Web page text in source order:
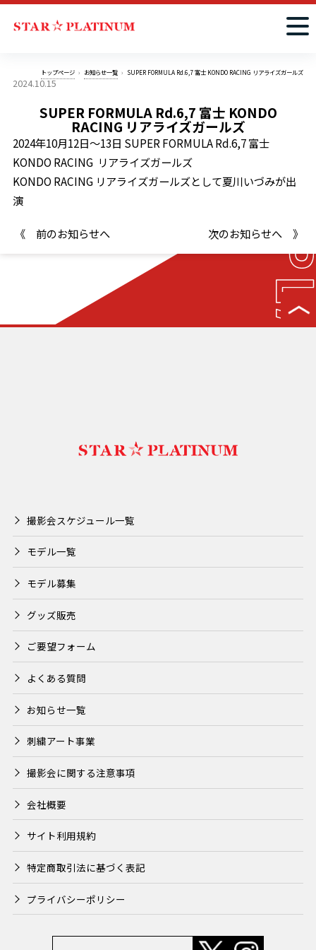
トップページ お知らせ一覧 SUPER FORMULA Rd.6,7 富士 KONDO RACING リアライズガールズ
2024.10.15
SUPER FORMULA Rd.6,7 富士 KONDO
RACING リアライズガールズ
2024年10月12日～13日 SUPER FORMULA Rd.6,7 富士
KONDO RACING リアライズガールズ
KONDO RACING リアライズガールズとして夏川いづみが出
演
《 前のお知らせへ 次のお知らせへ 》
撮影会スケジュール一覧
モデル一覧
モデル募集
グッズ販売
ご要望フォーム
よくある質問
お知らせ一覧
刺繍アート事業
撮影会に関する注意事項
会社概要
サイト利用規約
特定商取引法に基づく表記
プライバシーポリシー